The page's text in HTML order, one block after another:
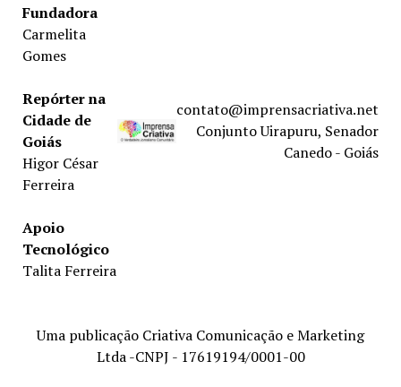
Fundadora
Carmelita
Gomes
Repórter na
Cidade de
Goiás
Higor César
Ferreira
Apoio
Tecnológico
Talita Ferreira
contato@imprensacriativa.net
Conjunto Uirapuru, Senador
Canedo - Goiás
Uma publicação Criativa Comunicação e Marketing
Ltda -CNPJ - 17619194/0001-00